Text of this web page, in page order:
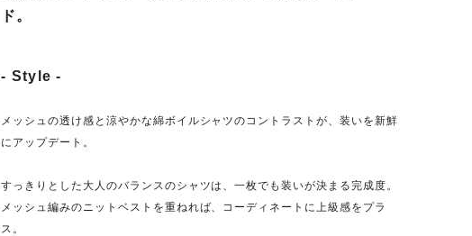
ド。
- Style -
メッシュの透け感と涼やかな綿ボイルシャツのコントラストが、装いを新鮮
にアップデート。
すっきりとした大人のバランスのシャツは、一枚でも装いが決まる完成度。
メッシュ編みのニットベストを重ねれば、コーディネートに上級感をプラ
ス。